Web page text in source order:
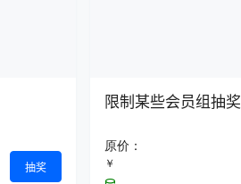
抽奖
限制某些会员组抽奖
原价：
￥